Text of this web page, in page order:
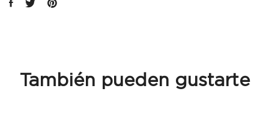
También pueden gustarte